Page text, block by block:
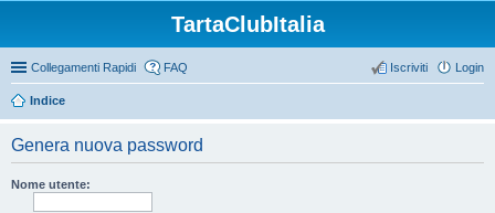
TartaClubItalia
Collegamenti Rapidi FAQ Login
Iscriviti
Indice
Genera nuova password
Nome utente: